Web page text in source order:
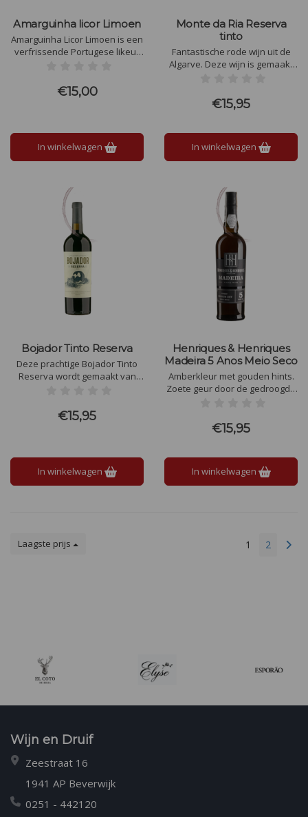
Amarguinha licor Limoen
Amarguinha Licor Limoen is een
verfrissende Portugese likeur
amandel. Heerlijk puur, met ijs
of in cocktails.
€15,00
In winkelwagen
Monte da Ria Reserva
tinto
Fantastische rode wijn uit de
Algarve. Deze wijn is gemaakt
exotisch met een vleugje hout.
De ideale rode wijn met
€15,95
In winkelwagen
Bojador Tinto Reserva
Deze prachtige Bojador Tinto
Reserva wordt gemaakt van
Robijnrode kleur, gelaagd met
zwarte bessen, pruimen en
aroma's van hout
€15,95
In winkelwagen
Henriques & Henriques
Madeira 5 Anos Meio Seco
Amberkleur met gouden hints.
Zoete geur door de gedroogde
gedroogd fruit
€15,95
In winkelwagen
Laagste prijs 1 2
Wijn en Druif
Zeestraat 16
1941 AP Beverwijk
0251 - 442120